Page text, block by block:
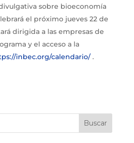
sobre bioeconomía
el próximo jueves 22 de
dirigida a las empresas de
y el acceso a la
inbec.org/calendario/.